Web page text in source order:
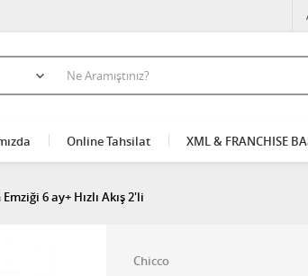
Online Tahsilat XML & FRANCHISE
6 ay+ Hızlı Akış 2'li
Chicco